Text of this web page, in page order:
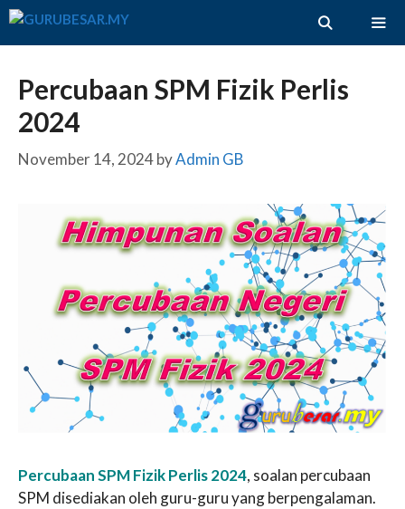
Skip
Percubaan SPM Fizik Perlis
2024
November 14, 2024byAdmin GB
Percubaan SPM Fizik Perlis 2024, soalan percubaan
SPM disediakan oleh guru-guru yang berpengalaman.